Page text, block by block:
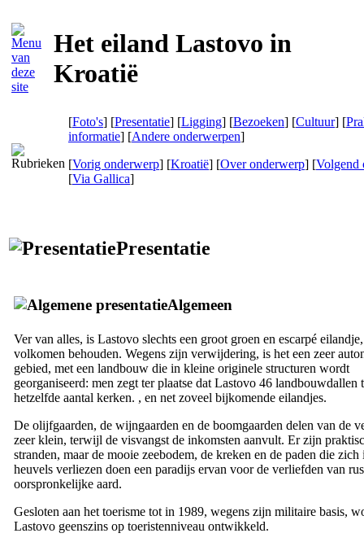
Het eiland Lastovo in
Kroatië
[Foto's] [Presentatie] [Ligging] [Bezoeken] [Cultuur] [
informatie] [Andere onderwerpen]
[Vorig onderwerp] [Kroatië] [Over onderwerp] [Volgend
[Via Gallica]
Presentatie
Algemeen
Ver van alles, is Lastovo slechts een groot groen en escarpé
volkomen behouden. Wegens zijn verwijdering, is het een zeer
gebied, met een landbouw die in kleine originele structuren wordt
georganiseerd: men zegt ter plaatse dat Lastovo 46 landbouwdallen
hetzelfde aantal kerken. , en net zoveel bijkomende eilandjes.
De olijfgaarden, de wijngaarden en de boomgaarden delen van de
zeer klein, terwijl de visvangst de inkomsten aanvult. Er zijn
stranden, maar de mooie zeebodem, de kreken en de paden die zich
heuvels verliezen doen een paradijs ervan voor de verliefden van
oorspronkelijke aard.
Gesloten aan het toerisme tot in 1989, wegens zijn militaire basis,
Lastovo geenszins op toeristenniveau ontwikkeld.